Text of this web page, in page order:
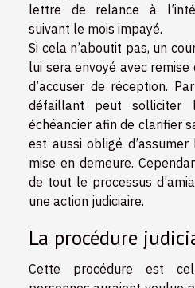
lettre de relance à
suivant le mois impayé.
Si cela n’aboutit pas, un
lui sera envoyé avec remise
d’accuser de réception.
défaillant peut solliciter
échéancier afin de clarifier
est aussi obligé
mise en demeure.
de tout le processus
une action judiciaire.
La procédure
Cette procédure est